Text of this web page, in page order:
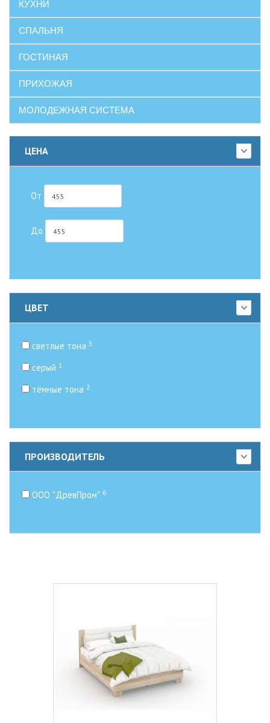
КУХНИ
СПАЛЬНЯ
ГОСТИНАЯ
ПРИХОЖАЯ
МОЛОДЕЖНАЯ СИСТЕМА
ЦЕНА
От
До
ЦВЕТ
светлые тона 3
серый 1
тёмные тона 2
ПРОИЗВОДИТЕЛЬ
ООО "ДревПром" 6